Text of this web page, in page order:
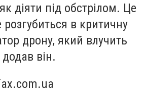
діяти під обстрілом. Це
в критичну
дрону, який влучить
він.